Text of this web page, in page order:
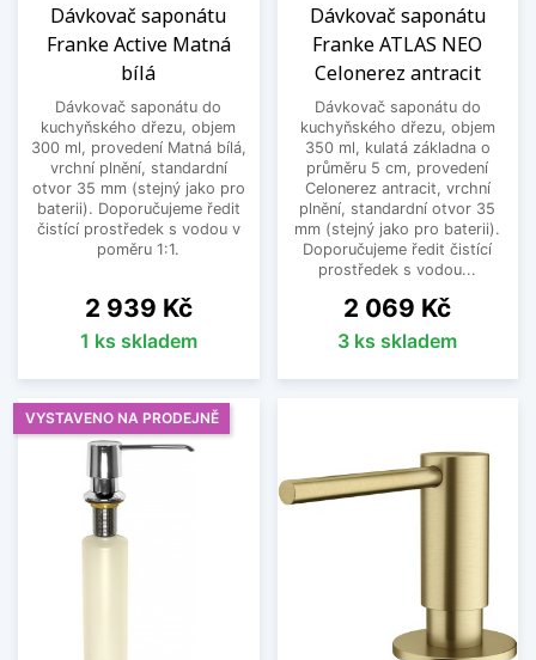
Dávkovač saponátu
Franke Active Matná
bílá
Dávkovač saponátu do
kuchyňského dřezu, objem
300 ml, provedení Matná bílá,
vrchní plnění, standardní
otvor 35 mm (stejný jako pro
baterii). Doporučujeme ředit
čistící prostředek s vodou v
poměru 1:1.
Cena
2 939 Kč
1 ks skladem
Dávkovač saponátu
Franke ATLAS NEO
Celonerez antracit
Dávkovač saponátu do
kuchyňského dřezu, objem
350 ml, kulatá základna o
průměru 5 cm, provedení
Celonerez antracit, vrchní
plnění, standardní otvor 35
mm (stejný jako pro baterii).
Doporučujeme ředit čistící
prostředek s vodou...
Cena
2 069 Kč
3 ks skladem
VYSTAVENO NA PRODEJNĚ